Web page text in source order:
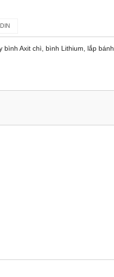
bình Axit chì, bình Lithium, lắp bánh